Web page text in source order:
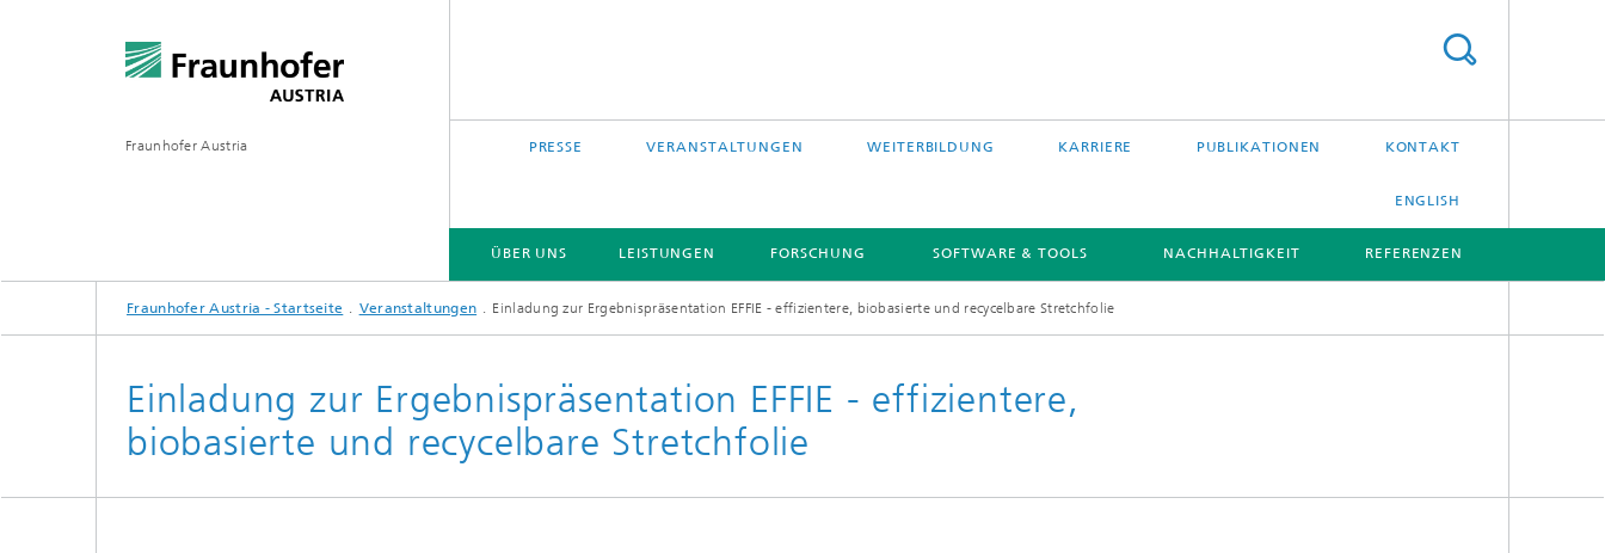
Fraunhofer Austria PRESSE VERANSTALTUNGEN WEITERBILDUNG KARRIERE PUBLIKATIONEN KONTAKT
ENGLISH
ÜBER UNS LEISTUNGEN FORSCHUNG SOFTWARE & TOOLS NACHHALTIGKEIT REFERENZEN
Fraunhofer Austria - Startseite Veranstaltungen Einladung zur Ergebnispräsentation EFFIE - effizientere, biobasierte und recycelbare Stretchfolie
Einladung zur Ergebnispräsentation EFFIE - effizientere,
biobasierte und recycelbare Stretchfolie